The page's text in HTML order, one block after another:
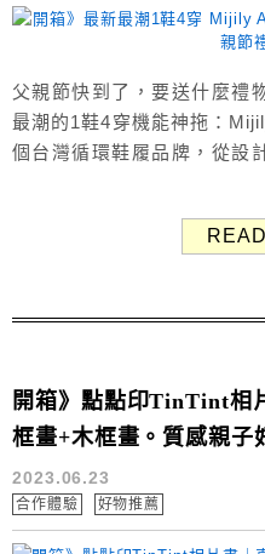
父親節快到了，要送什麼禮
最潮的1鞋4穿機能神拖：
個台灣循環鞋履品牌，從設
環保材質對地球最友善
開箱》點點印TinTint相
框畫+木框畫。質感親子
2023.06.23
合作體驗 好物推薦